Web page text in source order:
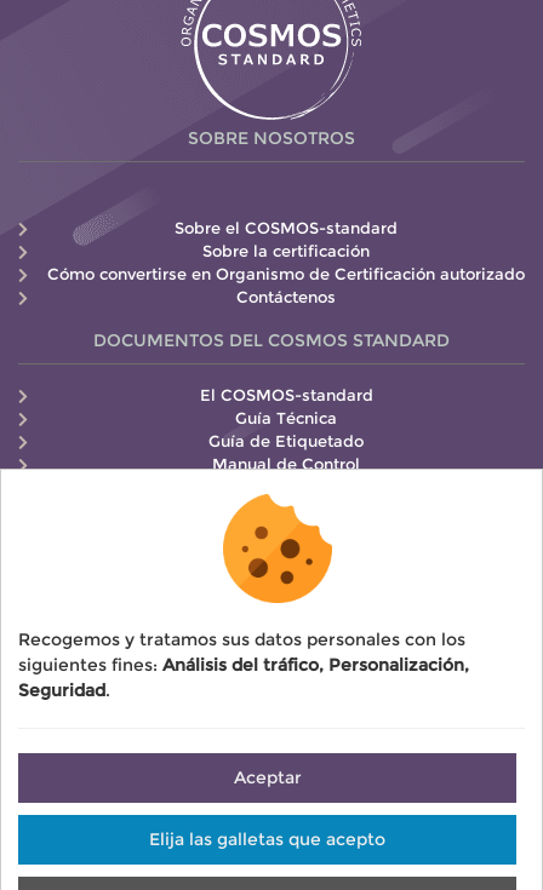
SOBRE NOSOTROS
Sobre el COSMOS-standard
Sobre la certificación
Cómo convertirse en Organismo de Certificación autorizado
Contáctenos
DOCUMENTOS DEL COSMOS STANDARD
El COSMOS-standard
Guía Técnica
Guía de Etiquetado
Manual de Control
COSMOS MÁS INFORMACIÓN
Cómo solicitar la certificación
Tarifas COSMOS
Reglamentos
Resumen de las firmas de COSMOS
Gestión de cookies
Recogemos y tratamos sus datos personales con los
siguientes fines: Análisis del tráfico, Personalización,
Seguridad.
Aceptar
Elija las galletas que acepto